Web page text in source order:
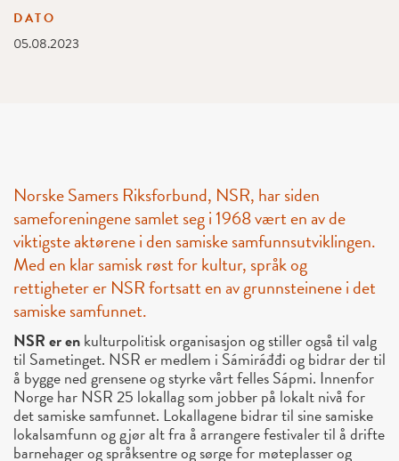
DATO
05.08.2023
Norske Samers Riksforbund, NSR, har siden
sameforeningene samlet seg i 1968 vært en av de
viktigste aktørene i den samiske samfunnsutviklingen.
Med en klar samisk røst for kultur, språk og
rettigheter er NSR fortsatt en av grunnsteinene i det
samiske samfunnet.
NSR er enkulturpolitisk organisasjon og stiller også til valg
til Sametinget. NSR er medlem i Sámiráđđi og bidrar der til
å bygge ned grensene og styrke vårt felles Sápmi. Innenfor
Norge har NSR 25 lokallag som jobber på lokalt nivå for
det samiske samfunnet. Lokallagene bidrar til sine samiske
lokalsamfunn og gjør alt fra å arrangere festivaler til å drifte
barnehager og språksentre og sørge for møteplasser og